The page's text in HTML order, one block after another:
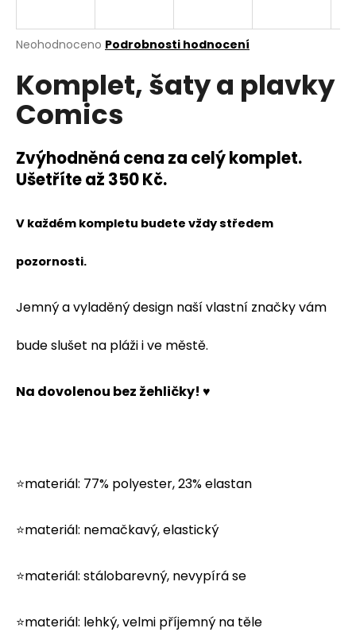
Průměrné
produktu
je
0,0
z
hvězdiček.
Neohodnoceno Podrobnosti hodnocení
Komplet, šaty a plavky
Comics
Zvýhodněná cena za celý komplet.
Ušetříte až 350 Kč.
V každém kompletu budete vždy středem
pozornosti.
Jemný a vyladěný design naší vlastní značky vám
bude slušet na pláži i ve městě.
Na dovolenou bez žehličky! ♥
⭐materiál: 77% polyester, 23% elastan
⭐materiál: nemačkavý, elastický
⭐materiál: stálobarevný, nevypírá se
⭐materiál: lehký, velmi příjemný na těle
j
t
?
HLEDAT
D
o
o
u
j